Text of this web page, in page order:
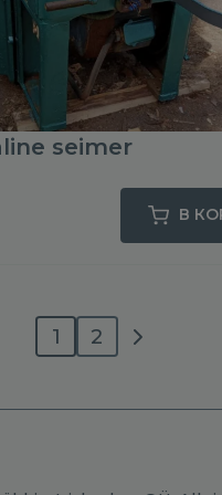
seimer
В
1 2 Далее